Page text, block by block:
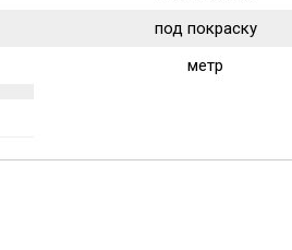
под покраску
метр